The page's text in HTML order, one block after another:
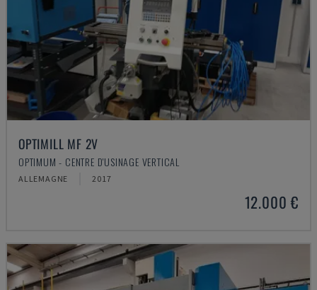
OPTIMILL MF 2V
OPTIMUM - CENTRE D'USINAGE VERTICAL
ALLEMAGNE 2017
12.000 €